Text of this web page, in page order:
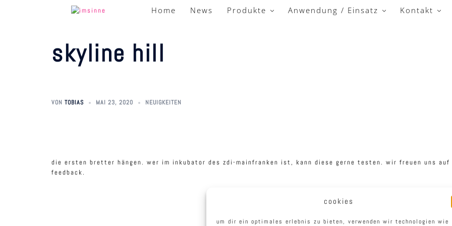
cookies
um dir ein optimales erlebnis zu bieten, verwenden wir technologien wie
Home News Produkte Anwendung / Einsatz Kontakt
skyline hill
VON TOBIAS MAI 23, 2020 NEUIGKEITEN
die ersten bretter hängen. wer im inkubator des zdi-mainfranken ist, kann diese gerne testen. wir freuen uns auf
feedback.